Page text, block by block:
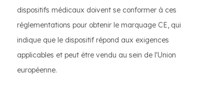
dispositifs médicaux doivent se conformer à ces
réglementations pour obtenir le marquage CE, qui
indique que le dispositif répond aux exigences
applicables et peut être vendu au sein de l'Union
européenne.